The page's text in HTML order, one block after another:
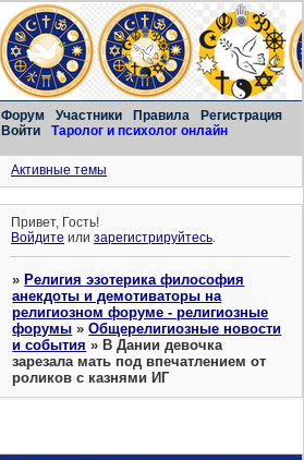
Форум Участники Правила
Регистрация
Войти
Таролог и психолог онлайн
Активные темы
Привет, Гость!
Войдите илизарегистрируйтесь.
»Религия эзотерика философия
анекдоты и демотиваторы на
религиозном форуме - религиозные
форумы »Общерелигиозные новости
и события »В Дании девочка
зарезала мать под впечатлением от
роликов с казнями ИГ